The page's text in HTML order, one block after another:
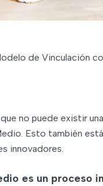
de Vinculación
no puede existir
Esto también
innovadores.
es un proceso